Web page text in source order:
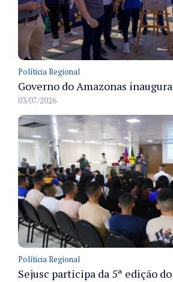
Políticia Regional
03/07/2026
Políticia Regional